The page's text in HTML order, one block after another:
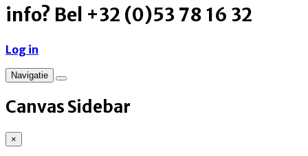
info? Bel +32 (0)53 78 16 32
Log in
Navigatie
Canvas Sidebar
×